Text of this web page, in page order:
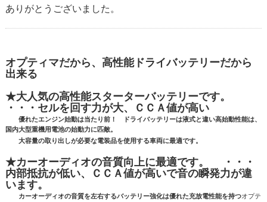
ありがとうございました。
オプティマだから、高性能ドライバッテリーだから
出来る
★大人気の高性能スターターバッテリーです。
・・・セルを回す力が大、ＣＣＡ値が高い
優れたエンジン始動は当たり前！ ドライバッテリーは液式と違い高始動性能は、
国内大型重機用電池の始動力に匹敵。
大容量の取り出しが必要な電装品を使用する車両に最適です。
★カーオーディオの音質向上に最適です。 ・・・
内部抵抗が低い、ＣＣＡ値が高いで音の瞬発力が違
います。
カーオーディオの音質を左右するバッテリー強化は優れた充放電性能を持つオプテ